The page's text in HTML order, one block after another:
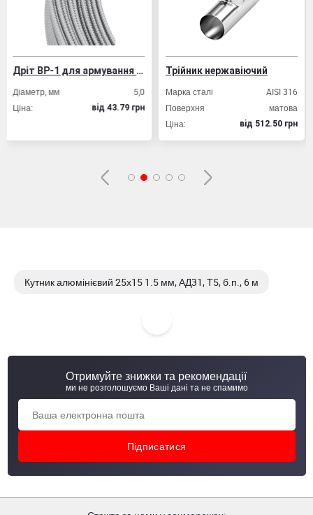
Дріт ВР-1 для армування залізобетонних конструкцій
вiд 43.79 грн
Трійник нержавіючий
Марка сталі
AISI 316
Поверхня
вiд 512.50 грн
Труба
Товщина
Розмір
Ціна:
Кутник алюмінієвий 25х15 1.5 мм, АД31, Т5, б.п., 6 м
Кутник алюмінієвий 50х50 5,0 мм, АД31, Т5, б.п., 6 м
Отримуйте знижки та рекомендації
ми не розголошуємо Ваші дані та не спамимо